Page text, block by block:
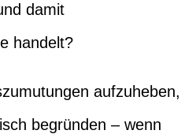
damit
handelt?
aufzuheben,
begründen – wenn